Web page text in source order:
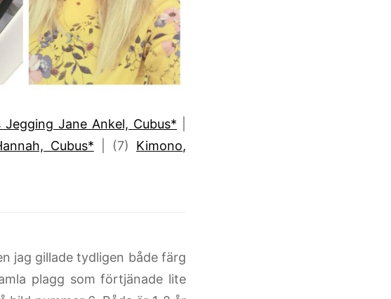
Jegging Jane Ankel, Cubus*
Cubus* | (7) Kimono,
jag gillade tydligen både färg
plagg som förtjänade lite